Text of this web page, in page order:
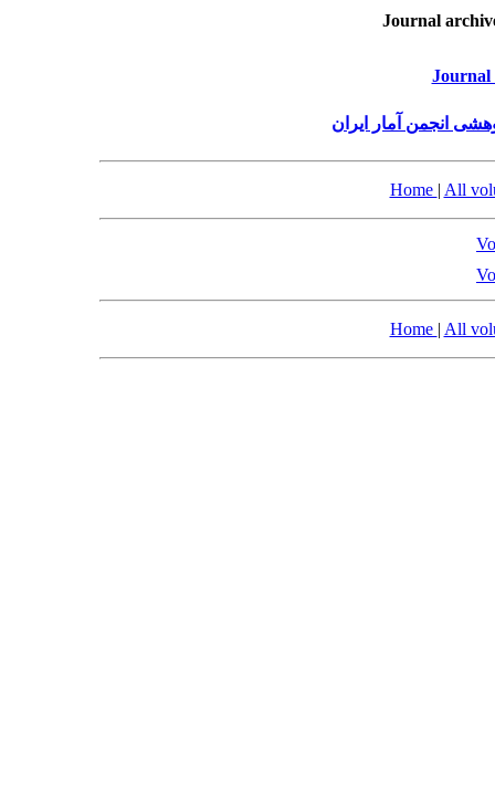
Journal
Journal
انجمن آمار ایران
Home | All
Home | All